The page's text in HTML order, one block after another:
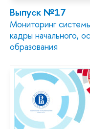
Выпуск №17
Мониторинг
кадры начального,
образования